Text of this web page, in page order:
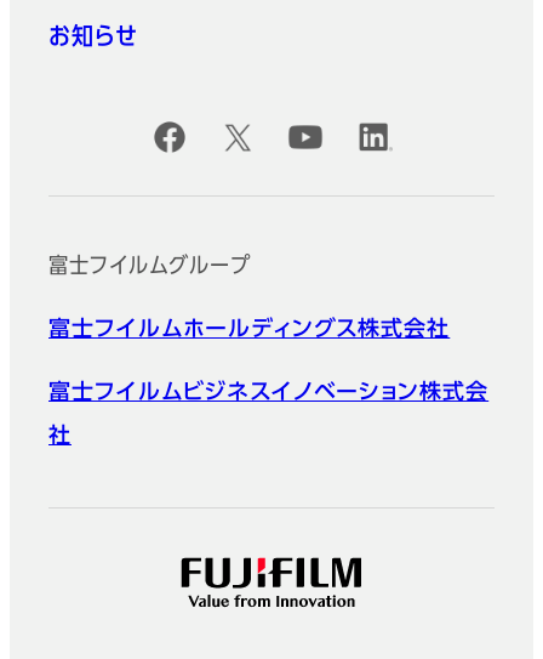
お知らせ
公式SNSアカウント
富士フイルムグループ
富士フイルムホールディングス株式会社
富士フイルムビジネスイノベーション株式会
社